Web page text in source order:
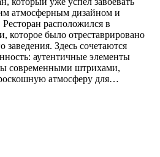
атмосферным дизайном и
расположился в
которое было отреставрировано
заведения. Здесь сочетаются
аутентичные элементы
современными штрихами,
атмосферу для…